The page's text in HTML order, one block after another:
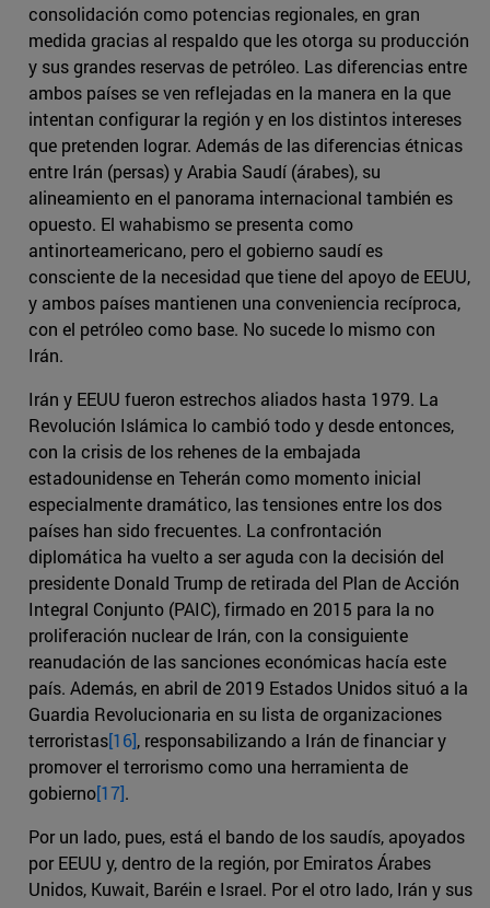
consolidación como potencias regionales, en gran
medida gracias al respaldo que les otorga su producción
y sus grandes reservas de petróleo. Las diferencias entre
ambos países se ven reflejadas en la manera en la que
intentan configurar la región y en los distintos intereses
que pretenden lograr. Además de las diferencias étnicas
entre Irán (persas) y Arabia Saudí (árabes), su
alineamiento en el panorama internacional también es
opuesto. El wahabismo se presenta como
antinorteamericano, pero el gobierno saudí es
consciente de la necesidad que tiene del apoyo de EEUU,
y ambos países mantienen una conveniencia recíproca,
con el petróleo como base. No sucede lo mismo con
Irán.
Irán y EEUU fueron estrechos aliados hasta 1979. La
Revolución Islámica lo cambió todo y desde entonces,
con la crisis de los rehenes de la embajada
estadounidense en Teherán como momento inicial
especialmente dramático, las tensiones entre los dos
países han sido frecuentes. La confrontación
diplomática ha vuelto a ser aguda con la decisión del
presidente Donald Trump de retirada del Plan de Acción
Integral Conjunto (PAIC), firmado en 2015 para la no
proliferación nuclear de Irán, con la consiguiente
reanudación de las sanciones económicas hacía este
país. Además, en abril de 2019 Estados Unidos situó a la
Guardia Revolucionaria en su lista de organizaciones
terroristas[16], responsabilizando a Irán de financiar y
promover el terrorismo como una herramienta de
gobierno[17].
Por un lado, pues, está el bando de los saudís, apoyados
por EEUU y, dentro de la región, por Emiratos Árabes
Unidos, Kuwait, Baréin e Israel. Por el otro lado, Irán y sus